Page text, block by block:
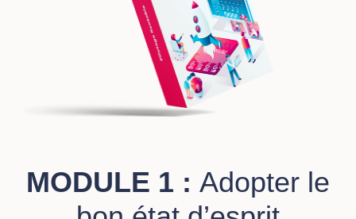
MODULE 1 : Adopter le